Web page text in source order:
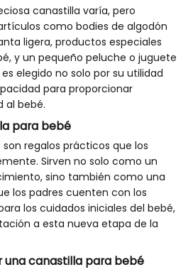
canastilla varía, pero
como bodies de algodón
ligera, productos especiales
y un pequeño peluche o juguete
elegido no solo por su utilidad
para proporcionar
al bebé.
para bebé
regalos prácticos que los
Sirven no solo como un
sino también como una
los padres cuenten con los
los cuidados iniciales del bebé,
a esta nueva etapa de la
una canastilla para bebé